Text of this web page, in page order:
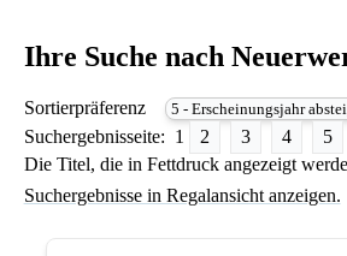
Ihre Suche nach
Sortierpräferenz
Suchergebnisseite: 1 2 3 4 5
Die Titel, die in Fettdruck angezeigt
Suchergebnisse in Regalansicht anzeigen.